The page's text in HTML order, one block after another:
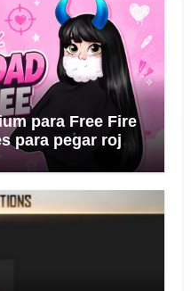
para Free Fire
para pegar rojo